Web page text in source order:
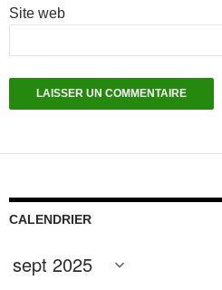
Site web
CALENDRIER